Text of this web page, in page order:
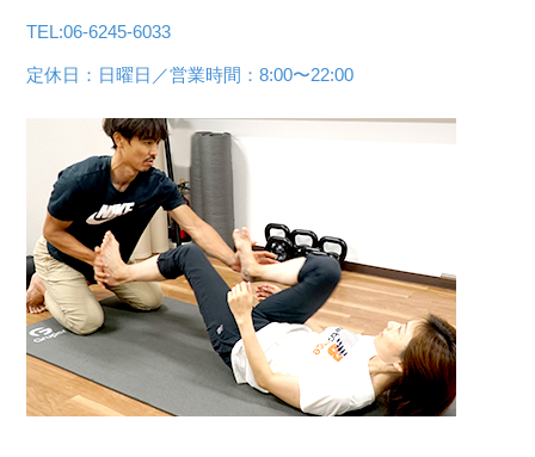
TEL:06-6245-6033
定休日：日曜日／営業時間：8:00〜22:00